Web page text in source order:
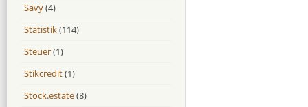
Savy(4)
Statistik(114)
Steuer(1)
Stikcredit(1)
Stock.estate(8)